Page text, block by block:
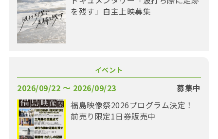
を残す」自主上映募集
イベント
2026/09/22 〜 2026/09/23
募集中
福島映像祭2026プログラム決定！
前売り限定1日券販売中